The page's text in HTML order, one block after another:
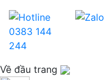
0383 144
244
Về đầu trang